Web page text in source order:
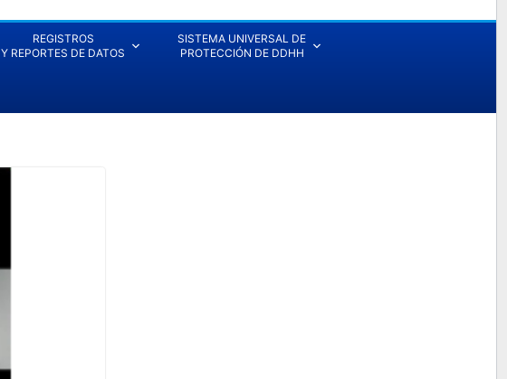
REGISTROS
Y REPORTES DE DATOS
SISTEMA UNIVERSAL DE
PROTECCIÓN DE DDHH